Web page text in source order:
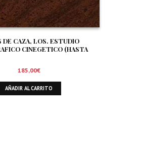
DE CAZA, LOS. ESTUDIO
CINEGETICO (HASTA
185,00€
AÑADIR AL CARRITO